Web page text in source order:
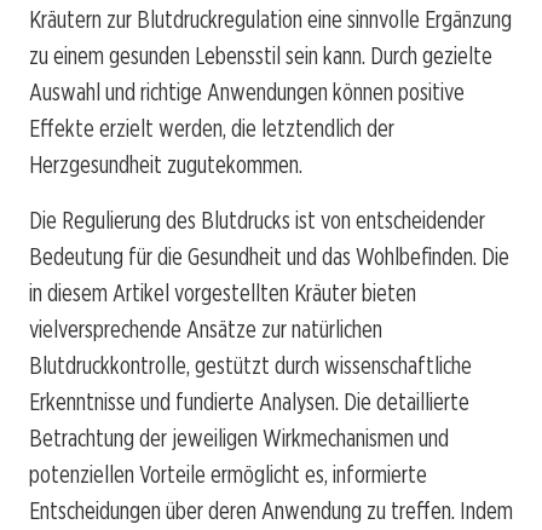
Kräutern zur Blutdruckregulation eine sinnvolle Ergänzung
zu einem gesunden Lebensstil sein kann. Durch gezielte
Auswahl und richtige Anwendungen können positive
Effekte erzielt werden, die letztendlich der
Herzgesundheit zugutekommen.
Die Regulierung des Blutdrucks ist von entscheidender
Bedeutung für die Gesundheit und das Wohlbefinden. Die
in diesem Artikel vorgestellten Kräuter bieten
vielversprechende Ansätze zur natürlichen
Blutdruckkontrolle, gestützt durch wissenschaftliche
Erkenntnisse und fundierte Analysen. Die detaillierte
Betrachtung der jeweiligen Wirkmechanismen und
potenziellen Vorteile ermöglicht es, informierte
Entscheidungen über deren Anwendung zu treffen. Indem